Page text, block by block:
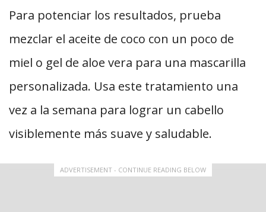
Para potenciar los resultados, prueba
mezclar el aceite de coco con un poco de
miel o gel de aloe vera para una mascarilla
personalizada. Usa este tratamiento una
vez a la semana para lograr un cabello
visiblemente más suave y saludable.
ADVERTISEMENT - CONTINUE READING BELOW